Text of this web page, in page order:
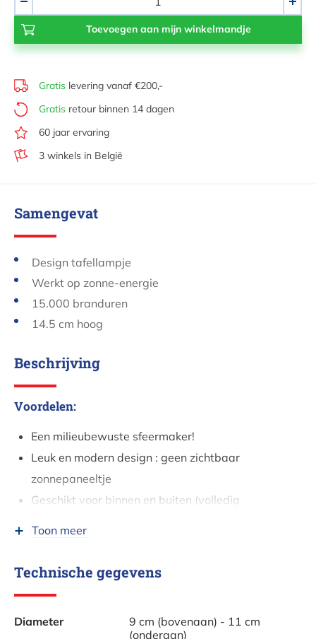
+
Gratis levering vanaf €200,-
Gratis retour binnen 14 dagen
60 jaar ervaring
3 winkels in België
Samengevat
Design tafellampje
Werkt op zonne-energie
15.000 branduren
14.5 cm hoog
Beschrijving
Voordelen:
Een milieubewuste sfeermaker!
Leuk en modern design : geen zichtbaar
zonnepaneeltje
Geschikt voor binnen en buiten (volledig
Snoerloos, want op zonne-energie
Gaat automatisch uit wanneer het licht is
Toon meer
Technische gegevens
Diameter
9 cm (bovenaan) - 11 cm
(onderaan)